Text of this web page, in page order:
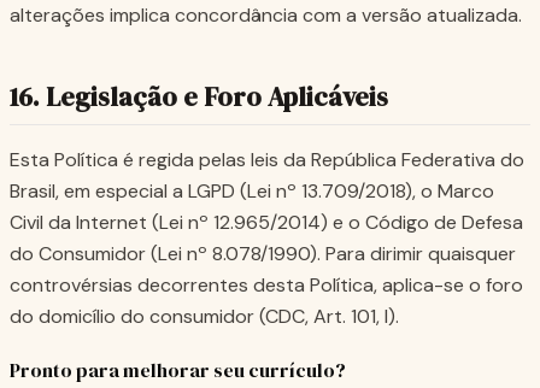
alterações implica concordância com a versão atualizada.
16. Legislação e Foro Aplicáveis
Esta Política é regida pelas leis da República Federativa do
Brasil, em especial a LGPD (Lei nº 13.709/2018), o Marco
Civil da Internet (Lei nº 12.965/2014) e o Código de Defesa
do Consumidor (Lei nº 8.078/1990). Para dirimir quaisquer
controvérsias decorrentes desta Política, aplica-se o foro
do domicílio do consumidor (CDC, Art. 101, I).
Pronto para melhorar seu currículo?